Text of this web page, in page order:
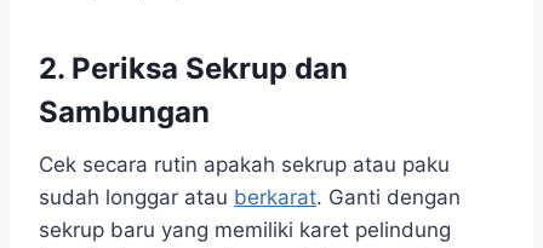
2. Periksa Sekrup dan
Sambungan
Cek secara rutin apakah sekrup atau paku
sudah longgar atau berkarat. Ganti dengan
sekrup baru yang memiliki karet pelindung